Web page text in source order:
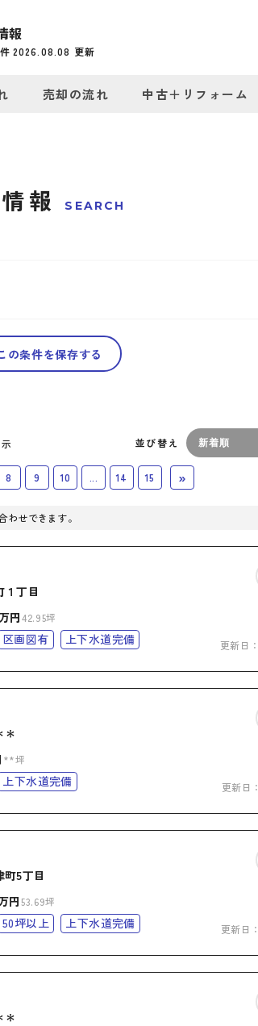
報
件 2026.08.08 更新
売却の流れ 中古＋リフォーム
報 SEARCH
の条件を保存する
並び替え
8 9 10 ... 14 15 »
せできます。
丁目
円42.95坪
区画図有 上下水道完備 更新日：
＊
**坪
上下水道完備 更新日：
5丁目
円53.69坪
50坪以上 上下水道完備 更新日：
＊